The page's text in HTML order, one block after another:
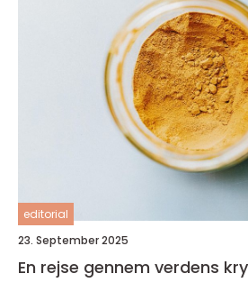
editorial
23. September 2025
En rejse gennem verdens